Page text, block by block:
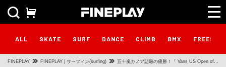
ALL SKATE SURF DANCE CLIMB BMX
FINEPLAY FINEPLAY | サーフィン(surfing) 五十嵐カノア悲願の優勝！「 Vans US Open of